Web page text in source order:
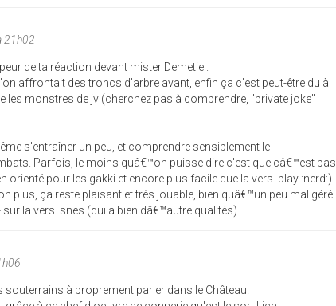
21h02
de ta réaction devant mister Demetiel.
affrontait des troncs d'arbre avant, enfin ça c'est peut-être du à
les monstres de jv (cherchez pas à comprendre, "private joke"
s'entraîner un peu, et comprendre sensiblement le
Parfois, le moins quâ€™on puisse dire c'est que câ€™est pas
orienté pour les gakki et encore plus facile que la vers. play :nerd:).
plus, ça reste plaisant et très jouable, bien quâ€™un peu mal géré
la vers. snes (qui a bien dâ€™autre qualités).
souterrains à proprement parler dans le Château.